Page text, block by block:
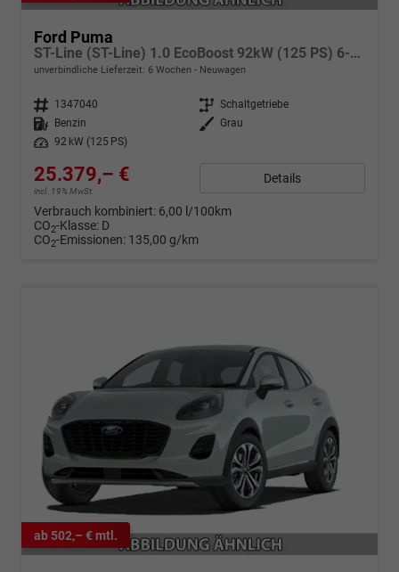
Ford Puma
ST-Line (ST-Line) 1.0 EcoBoost 92kW (125 PS) 6-Gang-Schaltgetriebe
unverbindliche Lieferzeit: 6 Wochen Neuwagen
Fahrzeugnr. 1347040 Getriebe Schaltgetriebe
Kraftstoff
Benzin Außenfarbe
Grau
Leistung
92 kW (125 PS)
25.379,– €
incl. 19% MwSt.
Details
Verbrauch kombiniert: 6,00 l/100km
CO2-Klasse: D
CO2-Emissionen: 135,00 g/km
ab 502,– € mtl.